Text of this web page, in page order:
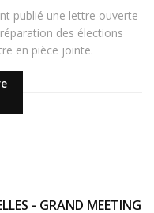
publié une lettre ouverte
des élections
en pièce jointe.
- GRAND MEETING